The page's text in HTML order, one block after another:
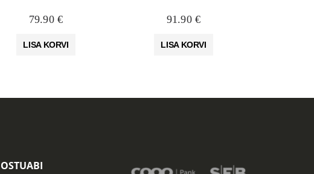
79.90 €
LISA KORVI
91.90 €
LISA KORVI
OSTUABI